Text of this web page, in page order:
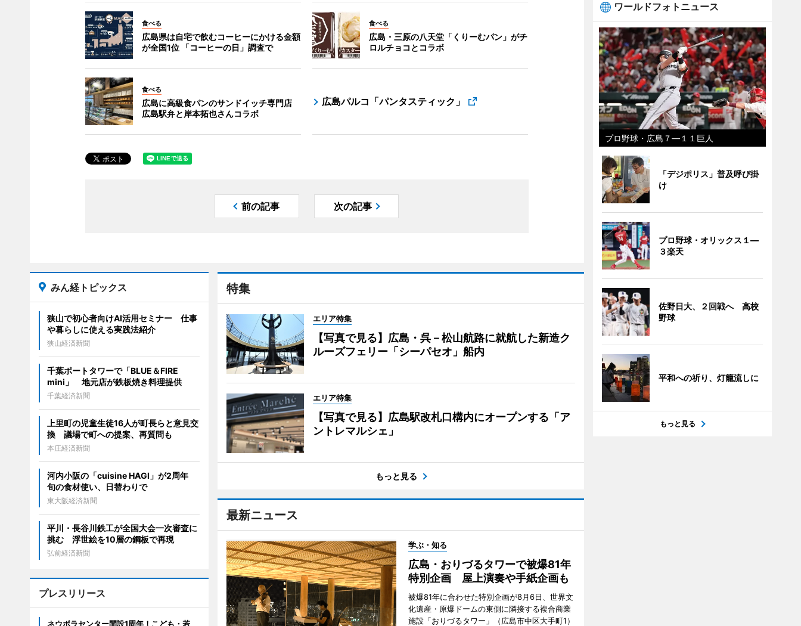
食べる
広島県は自宅で飲むコーヒーにかける金額
が全国1位 「コーヒーの日」調査で
食べる
広島・三原の八天堂「くりーむパン」がチ
ロルチョコとコラボ
食べる
広島に高級食パンのサンドイッチ専門店
広島駅弁と岸本拓也さんコラボ
広島パルコ「パンタスティック」
前の記事 次の記事
特集
エリア特集
【写真で見る】広島・呉－松山航路に就航した新造ク
ルーズフェリー「シーパセオ」船内
エリア特集
【写真で見る】広島駅改札口構内にオープンする「ア
ントレマルシェ」
もっと見る
最新ニュース
学ぶ・知る
広島・おりづるタワーで被爆81年
特別企画 屋上演奏や手紙企画も
被爆81年に合わせた特別企画が8月6日、世界文
化遺産・原爆ドームの東側に隣接する複合商業
施設「おりづるタワー」（広島市中区大手町1）
みん経トピックス
狭山で初心者向けAI活用セミナー 仕事
や暮らしに使える実践法紹介
狭山経済新聞
千葉ポートタワーで「BLUE＆FIRE
mini」 地元店が鉄板焼き料理提供
千葉経済新聞
上里町の児童生徒16人が町長らと意見交
換 議場で町への提案、再質問も
本庄経済新聞
河内小阪の「cuisine HAGI」が2周年
旬の食材使い、日替わりで
東大阪経済新聞
平川・長谷川鉄工が全国大会一次審査に
挑む 浮世絵を10層の鋼板で再現
弘前経済新聞
プレスリリース
ネウボラセンター開設1周年！こども・若
ワールドフォトニュース
プロ野球・広島７―１１巨人
「デジポリス」普及呼び掛
け
プロ野球・オリックス１―
３楽天
佐野日大、２回戦へ 高校
野球
平和への祈り、灯籠流しに
もっと見る